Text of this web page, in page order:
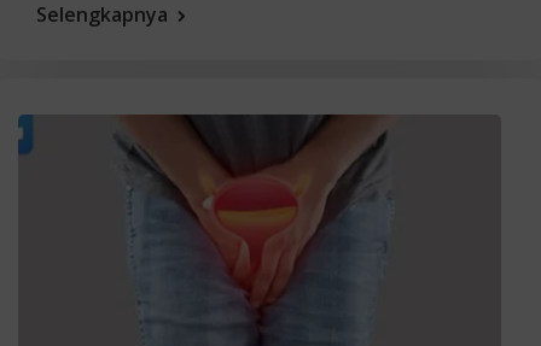
Selengkapnya